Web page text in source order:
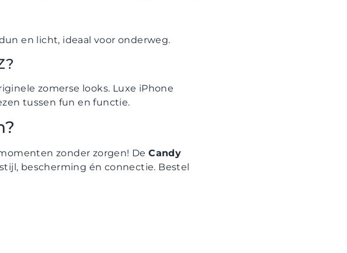
en licht, ideaal voor onderweg.
zomerse looks. Luxe iPhone
tussen fun en functie.
zonder zorgen! DeCandy
bescherming én connectie. Bestel